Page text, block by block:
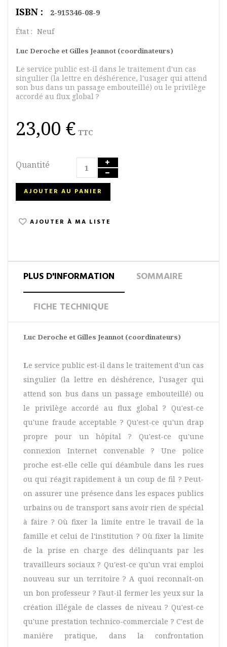
ISBN :
2-915346-08-9
État : Neuf
Luc Deroche et Gilles Jeannot (coordinateurs)
Le service public est-il dans le traitement d'un cas
singulier (la lettre en déshérence, l'usager qui attend
son bus dans un passage embouteillé) ou le privilège
accordé au flux global ?
23,00 € TTC
Quantité
AJOUTER AU PANIER
AJOUTER À MA LISTE
PLUS D'INFORMATION SOMMAIRE
FICHE TECHNIQUE
Luc Deroche et Gilles Jeannot (coordinateurs)
Le service public est-il dans le traitement d'un cas
singulier (la lettre en déshérence, l'usager qui
attend son bus dans un passage embouteillé) ou
le privilège accordé au flux global ? Qu'est-ce
qu'une fraude acceptable ? Qu'est-ce qu'un drap
propre pour un hôpital ? Qu'est-ce qu'une
connexion Internet convenable ? Une police
proche est-elle celle qui déambule dans les rues
ou qui réagit rapidement à un coup de fil ? Peut-
on assurer une présence dans les espaces publics
urbains ou de transport sans avoir rien de spécial
à faire ? Où fixer la limite entre le travail de la
famille et celui de l'institution ? Où fixer la limite
de la prise en charge des délinquants par les
travailleurs sociaux ? Qu'est-ce qu'un vrai emploi
nouveau sur un territoire ? A quoi reconnaît-on
un bon professeur ? Faut-il fermer les yeux sur la
création illégale de classes de niveau ? Qu'est-ce
qu'une prestation technico-commerciale ? C'est de
manière pratique, dans la confrontation